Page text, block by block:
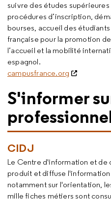
suivre des études
procédures d’inscription,
bourses, accueil des
française pour la promotion
l’accueil et la mobilité
espagnol.
campusfrance.org
S'informer
CIDJ
Le Centre d'information et de
produit et diffuse
notamment sur l'orientation,
mille fiches métiers sont